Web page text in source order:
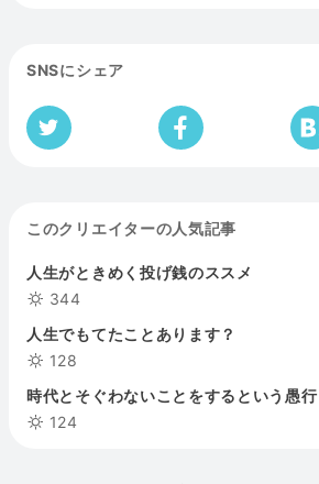
SNSにシェア
このクリエイターの人気記事
人生がときめく投げ銭のススメ
344
人生でもてたことあります？
128
時代とそぐわないことをするという愚行
124